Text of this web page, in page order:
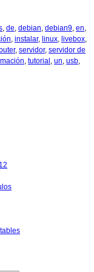
, de, debian, debian9, en,
, instalar, linux, livebox,
, servidor, servidor de
, tutorial , un, usb,